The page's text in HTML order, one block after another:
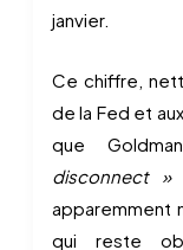
janvier.
Ce chiffre,
de la Fed et
que
disconnect »:
apparemment
qui reste